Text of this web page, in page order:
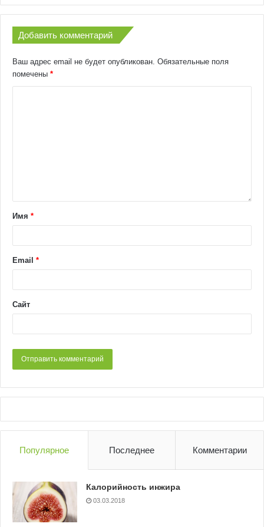
Добавить комментарий
Ваш адрес email не будет опубликован. Обязательные поля
помечены *
Имя *
Email *
Сайт
Популярное Последнее Комментарии
Калорийность инжира
03.03.2018